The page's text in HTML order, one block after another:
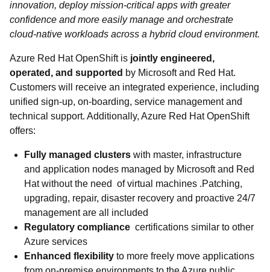
innovation, deploy mission-critical apps with greater
confidence and more easily manage and orchestrate
cloud-native workloads across a hybrid cloud environment.
Azure Red Hat OpenShift is jointly engineered,
operated, and supported by Microsoft and Red Hat.
Customers will receive an integrated experience, including
unified sign-up, on-boarding, service management and
technical support. Additionally, Azure Red Hat OpenShift
offers:
Fully managed clusters with master, infrastructure
and application nodes managed by Microsoft and Red
Hat without the need of virtual machines .Patching,
upgrading, repair, disaster recovery and proactive 24/7
management are all included
Regulatory compliance certifications similar to other
Azure services
Enhanced flexibility to more freely move applications